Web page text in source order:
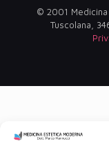
© 2001 Medicina
Tuscolana,